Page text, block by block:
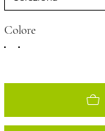
Colore